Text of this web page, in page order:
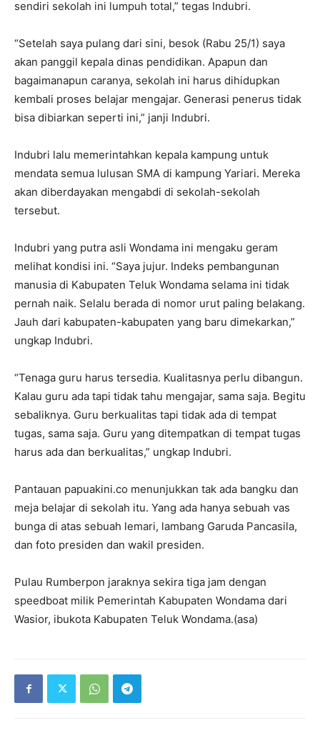
sendiri sekolah ini lumpuh total,” tegas Indubri.
“Setelah saya pulang dari sini, besok (Rabu 25/1) saya
akan panggil kepala dinas pendidikan. Apapun dan
bagaimanapun caranya, sekolah ini harus dihidupkan
kembali proses belajar mengajar. Generasi penerus tidak
bisa dibiarkan seperti ini,” janji Indubri.
Indubri lalu memerintahkan kepala kampung untuk
mendata semua lulusan SMA di kampung Yariari. Mereka
akan diberdayakan mengabdi di sekolah-sekolah
tersebut.
Indubri yang putra asli Wondama ini mengaku geram
melihat kondisi ini. “Saya jujur. Indeks pembangunan
manusia di Kabupaten Teluk Wondama selama ini tidak
pernah naik. Selalu berada di nomor urut paling belakang.
Jauh dari kabupaten-kabupaten yang baru dimekarkan,”
ungkap Indubri.
“Tenaga guru harus tersedia. Kualitasnya perlu dibangun.
Kalau guru ada tapi tidak tahu mengajar, sama saja. Begitu
sebaliknya. Guru berkualitas tapi tidak ada di tempat
tugas, sama saja. Guru yang ditempatkan di tempat tugas
harus ada dan berkualitas,” ungkap Indubri.
Pantauan papuakini.co menunjukkan tak ada bangku dan
meja belajar di sekolah itu. Yang ada hanya sebuah vas
bunga di atas sebuah lemari, lambang Garuda Pancasila,
dan foto presiden dan wakil presiden.
Pulau Rumberpon jaraknya sekira tiga jam dengan
speedboat milik Pemerintah Kabupaten Wondama dari
Wasior, ibukota Kabupaten Teluk Wondama.(asa)